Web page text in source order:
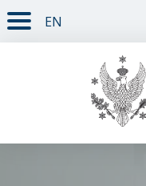
TREŚĆ STRONY
MENU GŁÓWNE
WYSZUKIWARKA
SOCIAL MEDIA
STOPKA STRONY
EN